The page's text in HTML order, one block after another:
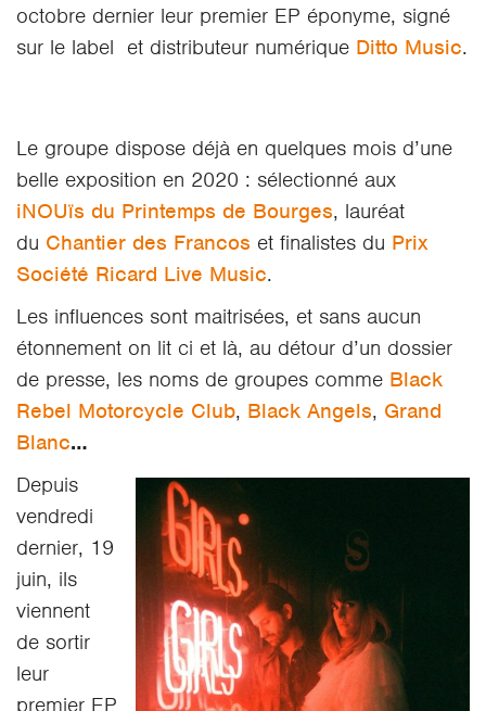
octobre dernier leur premier EP éponyme, signé
sur le label et distributeur numérique Ditto Music.
Le groupe dispose déjà en quelques mois d’une
belle exposition en 2020 : sélectionné aux
iNOUïs du Printemps de Bourges, lauréat
du Chantier des Francos et finalistes du Prix
Société Ricard Live Music.
Les influences sont maitrisées, et sans aucun
étonnement on lit ci et là, au détour d’un dossier
de presse, les noms de groupes comme Black
Rebel Motorcycle Club, Black Angels, Grand
Blanc…
Depuis
vendredi
dernier, 19
juin, ils
viennent
de sortir
leur
premier EP